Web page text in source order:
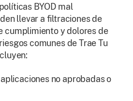
BYOD mal
llevar a filtraciones de
cumplimiento y dolores de
comunes de Trae Tu
no aprobadas o